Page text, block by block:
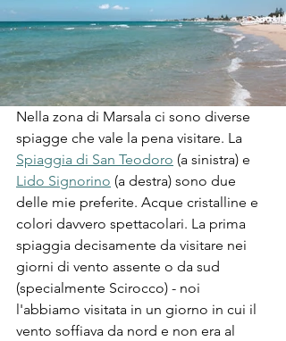
Nella zona di Marsala ci sono diverse
spiagge che vale la pena visitare. La
Spiaggia di San Teodoro (a sinistra) e
Lido Signorino (a destra) sono due
delle mie preferite. Acque cristalline e
colori davvero spettacolari. La prima
spiaggia decisamente da visitare nei
giorni di vento assente o da sud
(specialmente Scirocco) - noi
l'abbiamo visitata in un giorno in cui il
vento soffiava da nord e non era al